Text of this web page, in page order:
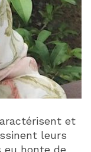
et
leurs
eu honte de